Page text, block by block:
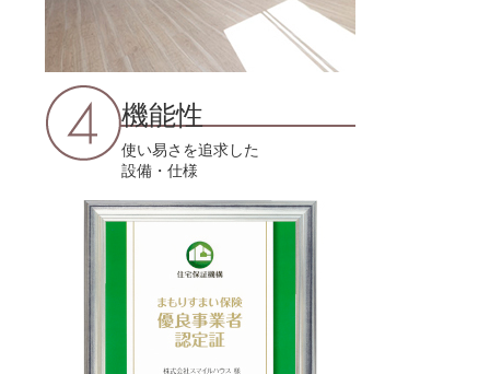
機能性
使い易さを追求した
設備・仕様